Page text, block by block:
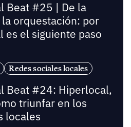
Beat #25 | De la
orquestación: por
es el siguiente paso
Redes sociales locales
Beat #24: Hiperlocal,
triunfar en los
locales